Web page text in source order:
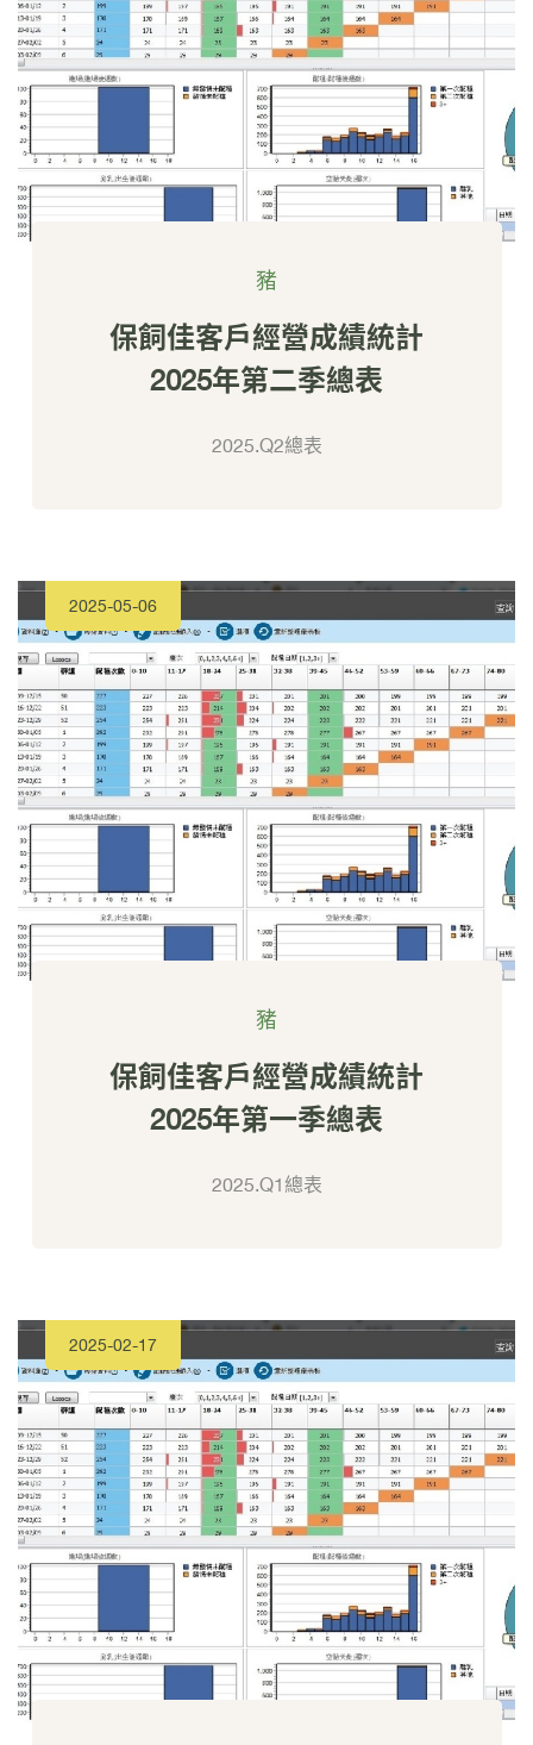
豬
保飼佳客戶經營成績統計
2025年第二季總表
2025.Q2總表
2025-05-06
豬
保飼佳客戶經營成績統計
2025年第一季總表
2025.Q1總表
2025-02-17